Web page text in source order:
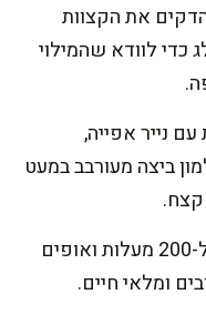
את הקצוות
כדי לוודא שהמילוי
נייר אפייה,
ביצה מעורבב במעט
מכניסים לתנור שחומם מראש ל-200 מעלות ואופים